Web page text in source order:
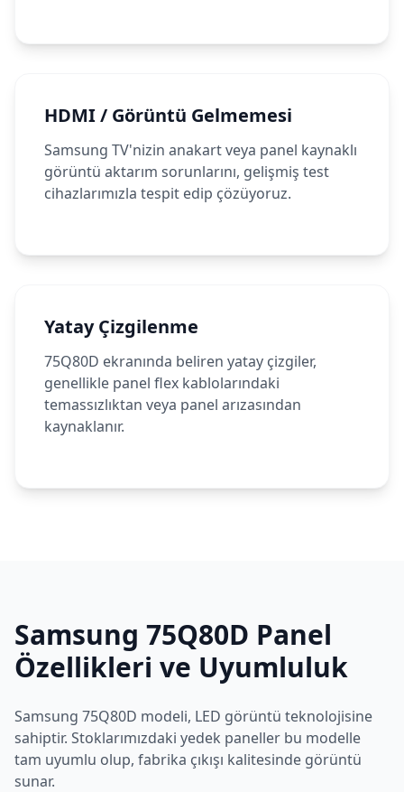
HDMI / Görüntü Gelmemesi
Samsung TV'nizin anakart veya panel kaynaklı
görüntü aktarım sorunlarını, gelişmiş test
cihazlarımızla tespit edip çözüyoruz.
Yatay Çizgilenme
75Q80D ekranında beliren yatay çizgiler,
genellikle panel flex kablolarındaki
temassızlıktan veya panel arızasından
kaynaklanır.
Samsung 75Q80D Panel
Özellikleri ve Uyumluluk
Samsung 75Q80D modeli, LED görüntü teknolojisine
sahiptir. Stoklarımızdaki yedek paneller bu modelle
tam uyumlu olup, fabrika çıkışı kalitesinde görüntü
sunar.